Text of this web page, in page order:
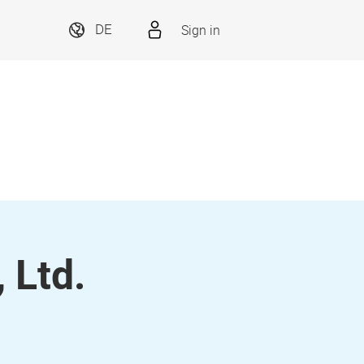
DE Sign in
Ltd.